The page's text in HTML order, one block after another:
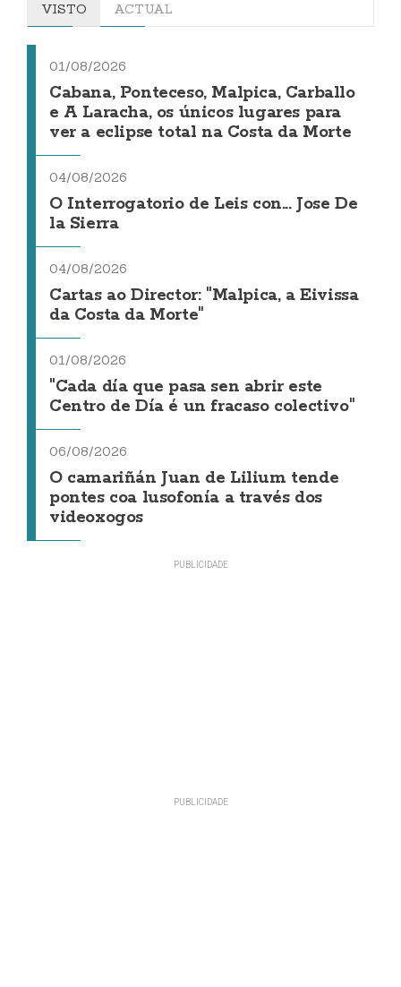
VISTO ACTUAL
01/08/2026
Cabana, Ponteceso, Malpica, Carballo
e A Laracha, os únicos lugares para
ver a eclipse total na Costa da Morte
04/08/2026
O Interrogatorio de Leis con... Jose De
la Sierra
04/08/2026
Cartas ao Director: "Malpica, a Eivissa
da Costa da Morte"
01/08/2026
"Cada día que pasa sen abrir este
Centro de Día é un fracaso colectivo"
06/08/2026
O camariñán Juan de Lilium tende
pontes coa lusofonía a través dos
videoxogos